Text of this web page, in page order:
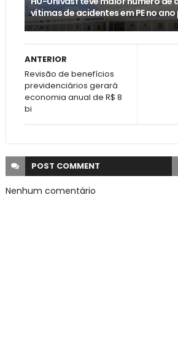
vítimas de acidentes em PE no
ANTERIOR
Revisão de benefícios
previdenciários gerará
economia anual de R$ 8
bi
POST COMMENT
Nenhum comentário